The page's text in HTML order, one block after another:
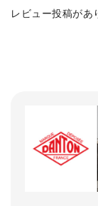
レビュー投稿があ